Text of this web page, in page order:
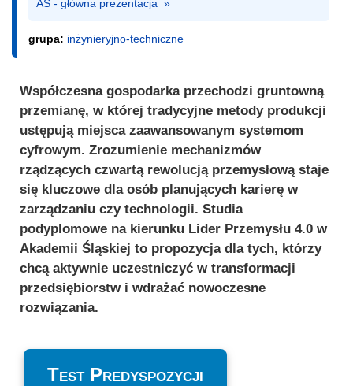
AŚ - główna prezentacja  »
grupa: inżynieryjno-techniczne
Współczesna gospodarka przechodzi gruntowną
przemianę, w której tradycyjne metody produkcji
ustępują miejsca zaawansowanym systemom
cyfrowym. Zrozumienie mechanizmów
rządzących czwartą rewolucją przemysłową staje
się kluczowe dla osób planujących karierę w
zarządzaniu czy technologii. Studia
podyplomowe na kierunku Lider Przemysłu 4.0 w
Akademii Śląskiej to propozycja dla tych, którzy
chcą aktywnie uczestniczyć w transformacji
przedsiębiorstw i wdrażać nowoczesne
rozwiązania.
Test Predyspozycji